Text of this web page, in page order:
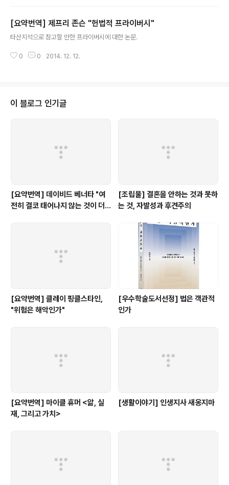
[요약번역] 제프리 존슨 "헌법적 프라이버시"
타산지석으로 참고할 만한 프라이버시에 대한 논문.
0 0 2014. 12. 12.
이 블로그 인기글
[요약번역] 데이비드 베너타 "여
전히 결코 태어나지 않는 것이 더
[조립물] 결혼을 안하는 것과 못하
는 것, 자발성과 후견주의
[요약번역] 클레이 핑클스타인,
"위험은 해악인가"
[우수학술도서선정] 법은 객관적
인가
[요약번역] 마이클 휴머 <앎, 실
재, 그리고 가치>
[생활이야기] 인생지사 새옹지마